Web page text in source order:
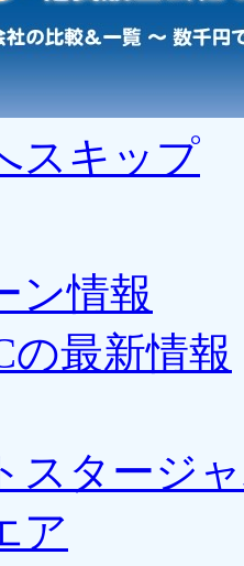
スキップ
ン情報
の最新情報
スタージ
ア